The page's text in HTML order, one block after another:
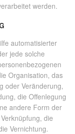
werden.
automatisierter
jede solche
Organisation, das
oder Veränderung,
die Offenlegung
andere Form der
die
Vernichtung.